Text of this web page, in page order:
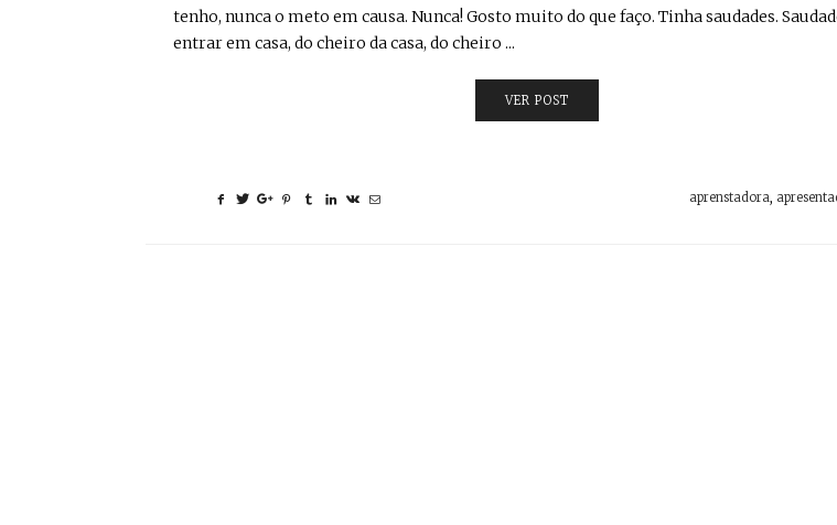
tenho, nunca o meto em causa. Nunca! Gosto muito do que faço. Tinha saudades.
entrar em casa, do cheiro da casa, do cheiro ...
VER POST
aprenstadora,